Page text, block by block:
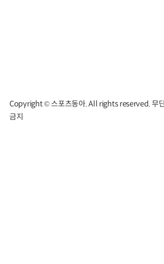
Copyright © 스포츠동아. All rights reserved. 무
금지